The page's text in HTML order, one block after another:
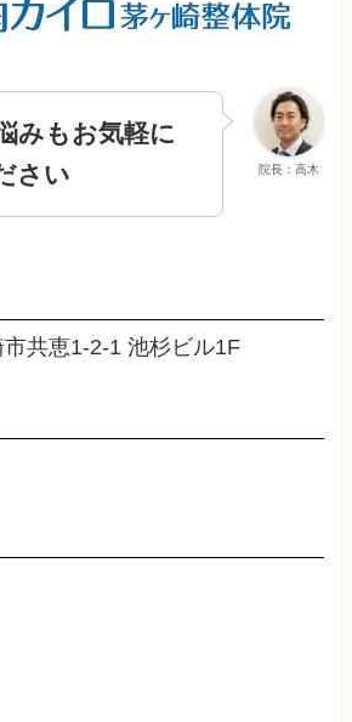
院長：高木
みもお気軽に
さい
共恵1-2-1 池杉ビル1F